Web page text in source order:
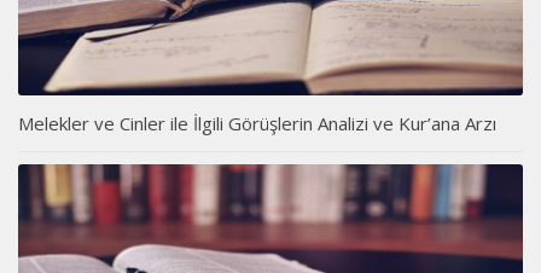
Melekler ve Cinler ile İlgili Görüşlerin Analizi ve Kur’ana Arzı